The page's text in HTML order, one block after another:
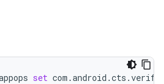
set